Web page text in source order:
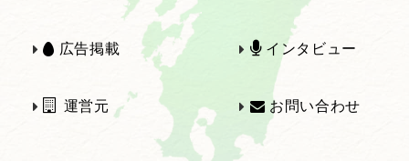
2019年 2018年
2017年 2016年
広告掲載 インタビュー
運営元 お問い合わせ